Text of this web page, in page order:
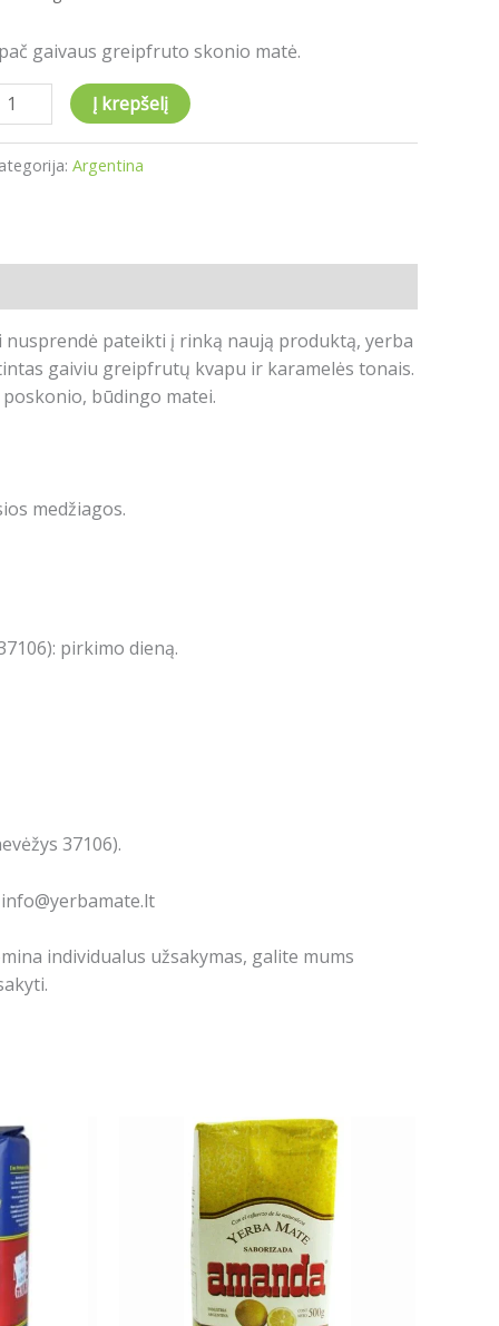
gaivaus greipfruto skonio matė.
Į krepšelį
Argentina
pateikti į rinką naują produktą, yerba
gaiviu greipfrutų kvapu ir karamelės tonais.
būdingo matei.
medžiagos.
pirkimo dieną.
37106).
individualus užsakymas, galite mums